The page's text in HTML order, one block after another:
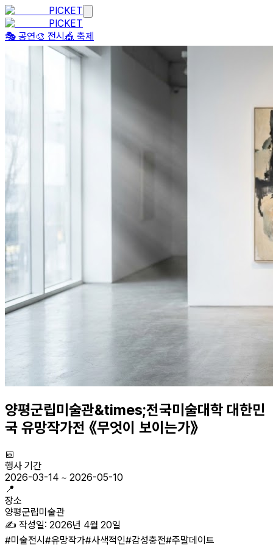
PICKET
PICKET
🎭 공연🎨 전시 🎪 축제
양평군립미술관&times;전국미술대학 대한민
국 유망작가전 《무엇이 보이는가》
📅
행사 기간
2026-03-14 ~ 2026-05-10
📍
장소
양평군립미술관
✍️ 작성일: 2026년 4월 20일
#미술전시 #유망작가#사색적인#감성충전#주말데이트